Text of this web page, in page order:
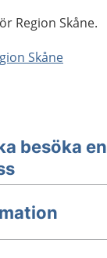
Region Skåne.
Skåne
besöka en